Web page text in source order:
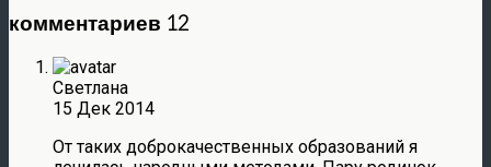
комментариев 12
Светлана
15 Дек 2014
От таких доброкачественных образований я